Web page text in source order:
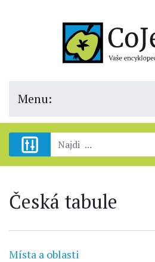
Menu:
Česká tabule
Místa a oblasti